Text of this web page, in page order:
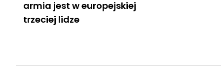
armia jest w europejskiej
trzeciej lidze